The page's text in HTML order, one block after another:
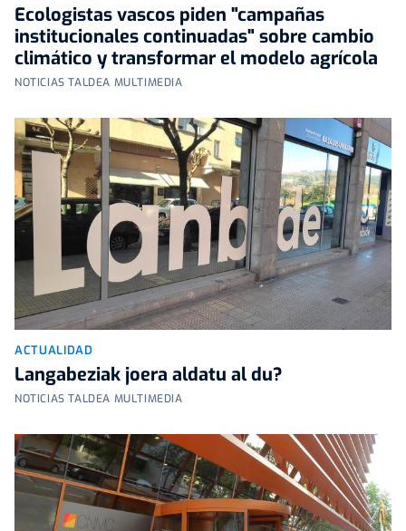
Ecologistas vascos piden "campañas
institucionales continuadas" sobre cambio
climático y transformar el modelo agrícola
NOTICIAS TALDEA MULTIMEDIA
ACTUALIDAD
Langabeziak joera aldatu al du?
NOTICIAS TALDEA MULTIMEDIA